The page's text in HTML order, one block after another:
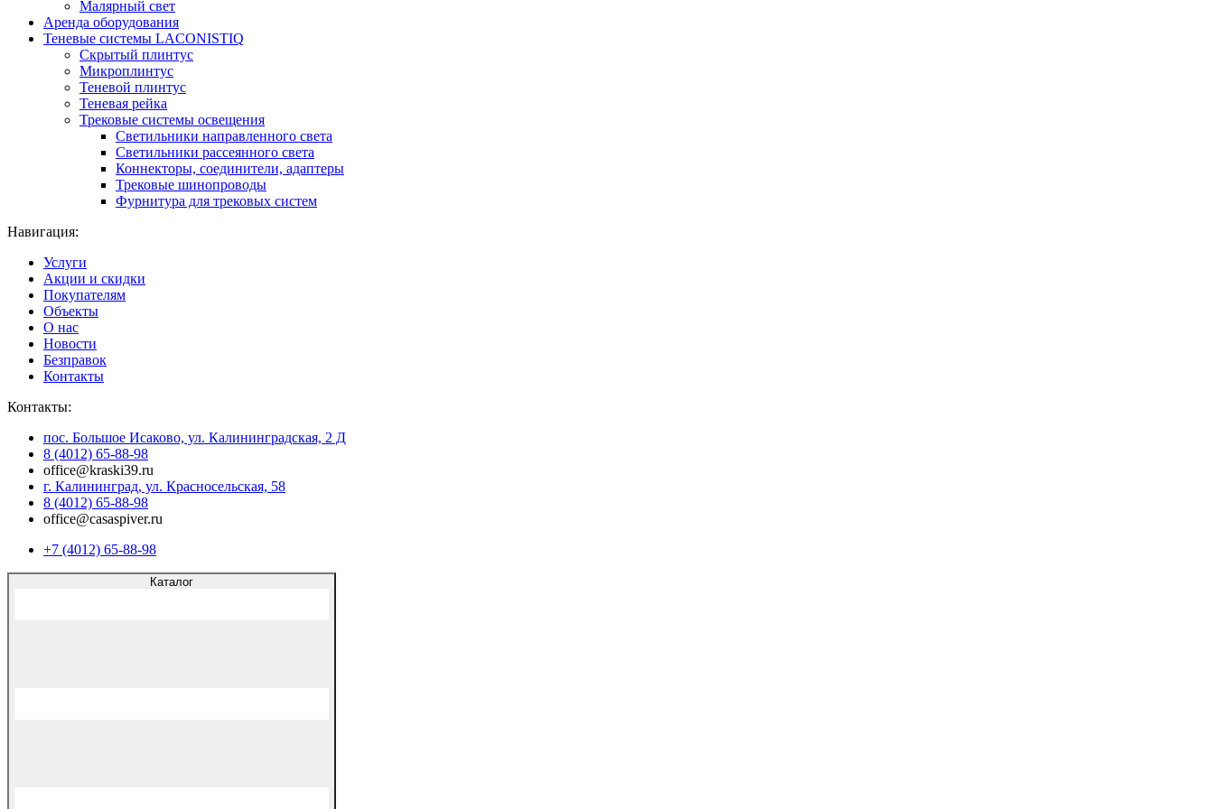
Малярный свет
Аренда оборудования
Теневые системы LACONISTIQ
Скрытый плинтус
Микроплинтус
Теневой плинтус
Теневая рейка
Трековые системы освещения
Светильники направленного света
Светильники рассеянного света
Коннекторы, соединители, адаптеры
Трековые шинопроводы
Фурнитура для трековых систем
Навигация:
Услуги
Акции и скидки
Покупателям
Объекты
О нас
Новости
Безправок
Контакты
Контакты:
пос. Большое Исаково, ул. Калининградская, 2 Д
8 (4012) 65-88-98
office@kraski39.ru
г. Калининград, ул. Красносельская, 58
8 (4012) 65-88-98
office@casaspiver.ru
+7 (4012) 65-88-98
Каталог